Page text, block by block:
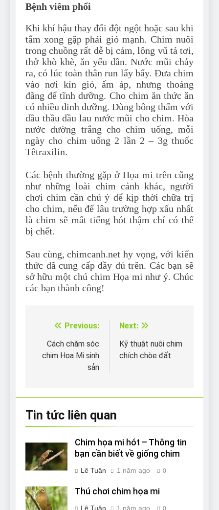
Bệnh viêm phổi
Khi khí hậu thay đổi đột ngột hoặc sau khi
tắm xong gặp phải gió mạnh. Chim nuôi
trong chuồng rất dễ bị cảm, lông vũ tả tơi,
thở khò khè, ăn yếu dần. Nước mũi chảy
ra, có lúc toàn thân run lẩy bẩy. Đưa chim
vào nơi kín gió, ấm áp, nhưng thoáng
đãng để tĩnh dưỡng. Cho chim ăn thức ăn
có nhiều dinh dưỡng. Dùng bông thấm với
dầu thầu dầu lau nước mũi cho chim. Hòa
nước đường trắng cho chim uống, mỗi
ngày cho chim uống 2 lần 2 – 3g thuốc
Têtraxilin.
Các bệnh thường gặp ở Họa mi trên cũng
như những loài chim cảnh khác, người
chơi chim cần chú ý để kịp thời chữa trị
cho chim, nếu để lâu trường hợp xấu nhất
là chim sẽ mất tiếng hót thậm chí có thể
bị chết.
Sau cùng, chimcanh.net hy vọng, với kiến
thức đã cung cấp đầy đủ trên. Các bạn sẽ
sở hữu một chú chim Họa mi như ý. Chúc
các bạn thành công!
Điều
hướng
Previous:
Cách chăm sóc
chim Họa Mi sinh
sản
Next:
Kỹ thuật nuôi chim
chích chòe đất
Tin tức liên quan
Chim họa mi hót – Thông tin
bạn cần biết về giống chim
Lê Tuân 1 năm ago 0
Thú chơi chim họa mi
Lê Tuân 1 năm ago 0